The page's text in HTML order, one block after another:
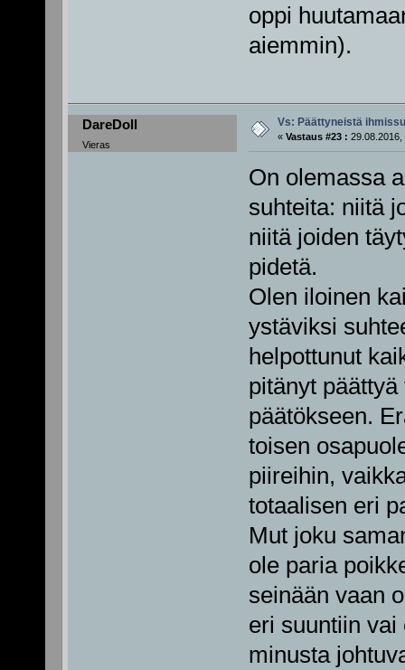
oppi
aiemmin).
DareDoll
Vieras
Vs: Päättyneistä
« Vastaus #23 : 29.08.2016,
On olemassa
suhteita: niitä
niitä joiden
pidetä.
Olen iloinen
ystäviksi
helpottunut
pitänyt
päätökseen.
toisen
piireihin,
totaalisen eri
Mut joku
ole paria
seinään vaan
eri suuntiin vai
minusta